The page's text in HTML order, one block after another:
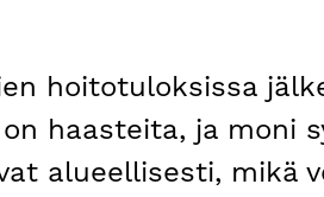
hoitotuloksissa
haasteita, ja moni
alueellisesti, mikä